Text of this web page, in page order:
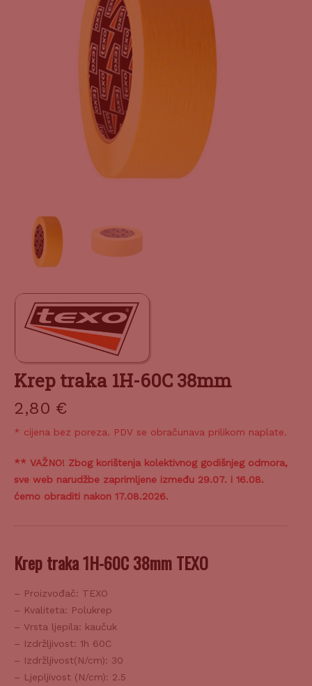
Krep traka 1H-60C 38mm
2,80 €
* cijena bez poreza. PDV se obračunava prilikom naplate.
** VAŽNO! Zbog korištenja kolektivnog godišnjeg odmora,
sve web narudžbe zaprimljene između 29.07. i 16.08.
ćemo obraditi nakon 17.08.2026.
Krep traka 1H-60C 38mm TEXO
– Proizvođač: TEXO
– Kvaliteta: Polukrep
– Vrsta ljepila: kaučuk
– Izdržljivost: 1h 60C
– Izdržljivost(N/cm): 30
– Ljepljivost (N/cm): 2.5